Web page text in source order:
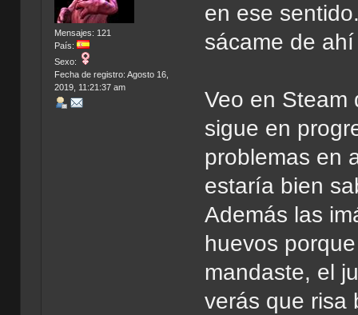
Mensajes: 121
País:
Sexo:
Fecha de registro: Agosto 16,
2019, 11:21:37 am
en ese
sácame de
Veo en Steam
sigue en
problemas en
estaría bien
Además las
huevos
mandaste, el
verás que risa